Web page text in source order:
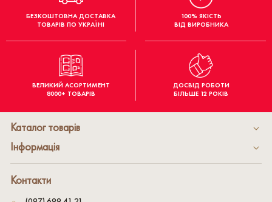
БЕЗКОШТОВНА ДОСТАВКА
ТОВАРІВ ПО УКРАЇНІ
100% ЯКІСТЬ
ВІД ВИРОБНИКА
ВЕЛИКИЙ АСОРТИМЕНТ
8000+ ТОВАРІВ
ДОСВІД РОБОТИ
БІЛЬШЕ 12 РОКІВ
Каталог товарів
Інформація
Контакти